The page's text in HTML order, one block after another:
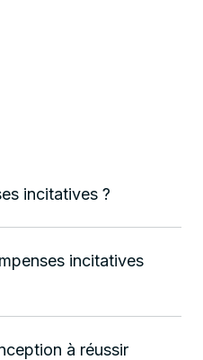
incitatives ?
incitatives
à réussir